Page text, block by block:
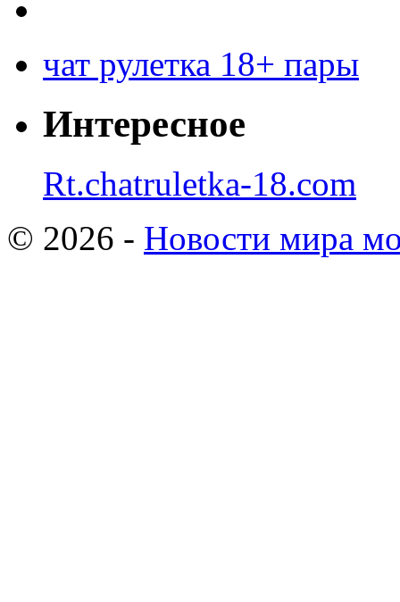
чат рулетка 18+ пары
Интересное
Rt.chatruletka-18.com
© 2026 - Новости мира